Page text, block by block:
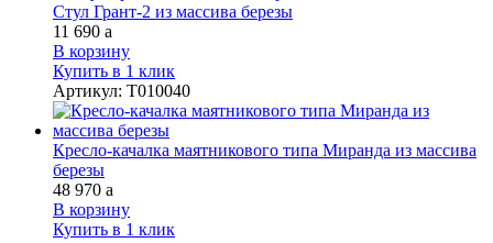
Стул Грант-2 из массива березы
11 690 a
В корзину
Купить в 1 клик
Артикул: Т010040
Кресло-качалка маятникового типа Миранда из массива
березы
48 970 a
В корзину
Купить в 1 клик